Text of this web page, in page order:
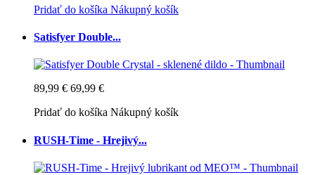
Pridať do košíka Nákupný košík
Satisfyer Double...
89,99 € 69,99 €
Pridať do košíka Nákupný košík
RUSH-Time - Hrejivý...